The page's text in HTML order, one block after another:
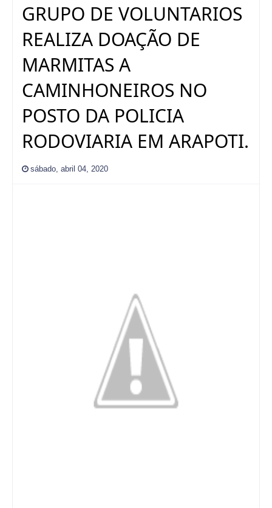
GRUPO DE VOLUNTARIOS
REALIZA DOAÇÃO DE
MARMITAS A
CAMINHONEIROS NO
POSTO DA POLICIA
RODOVIARIA EM ARAPOTI.
sábado, abril 04, 2020